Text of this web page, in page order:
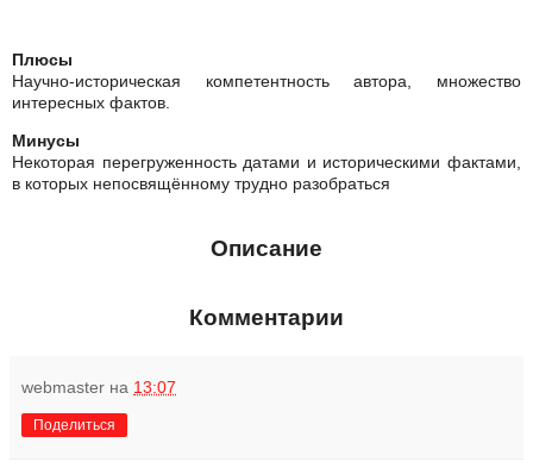
Плюсы
Научно-историческая компетентность автора, множество
интересных фактов.
Минусы
Некоторая перегруженность датами и историческими фактами,
в которых непосвящённому трудно разобраться
Описание
Комментарии
webmaster на 13:07
Поделиться